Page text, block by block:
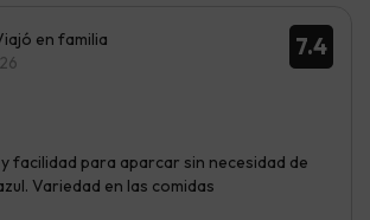
7.4
en familia
facilidad para aparcar sin necesidad de
Variedad en las comidas